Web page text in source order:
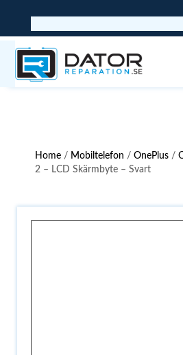
Home / Mobiltelefon /OnePlus /
2 – LCD Skärmbyte – Svart